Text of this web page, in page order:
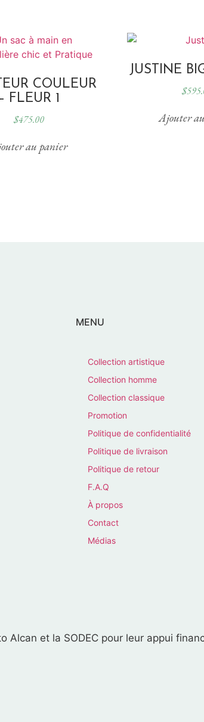
COULEUR
– FLEUR 1
$475.00
au panier
JUSTINE
$
Ajouter
MENU
Collection artistique
Collection homme
Collection classique
Promotion
Politique de confidentialité
Politique de livraison
Politique de retour
F.A.Q
À propos
Contact
Médias
Alcan et la SODEC pour leur appui